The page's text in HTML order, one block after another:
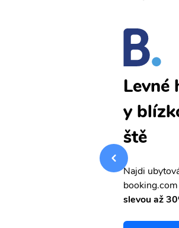
vnými letenkami od ob
Levné
y
ště
Najdi
booking.com
slevou až